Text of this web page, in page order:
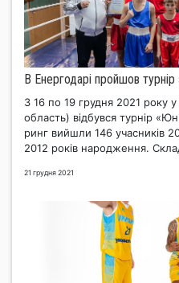
В Енергодарі пройшов
З 16 по 19 грудня 2021 року у
область) відбувся турнір
ринг вийшли 146 учасників
2012 років народження.
21 грудня 2021